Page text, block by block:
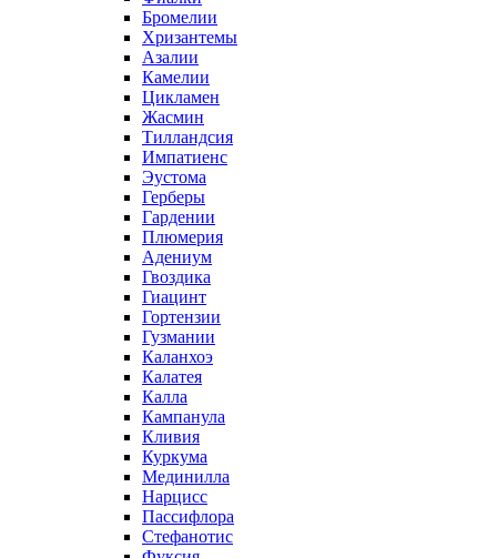
Бромелии
Хризантемы
Азалии
Камелии
Цикламен
Жасмин
Тилландсия
Импатиенс
Эустома
Герберы
Гардении
Плюмерия
Адениум
Гвоздика
Гиацинт
Гортензии
Гузмании
Каланхоэ
Калатея
Калла
Кампанула
Кливия
Куркума
Мединилла
Нарцисс
Пассифлора
Стефанотис